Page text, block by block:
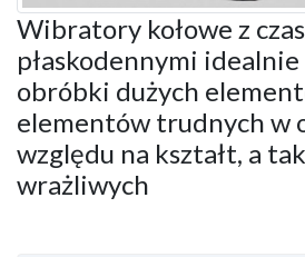
Wibratory kołowe z
płaskodennymi
obróbki dużych
elementów trudnych w
względu na kształt, a
wrażliwych